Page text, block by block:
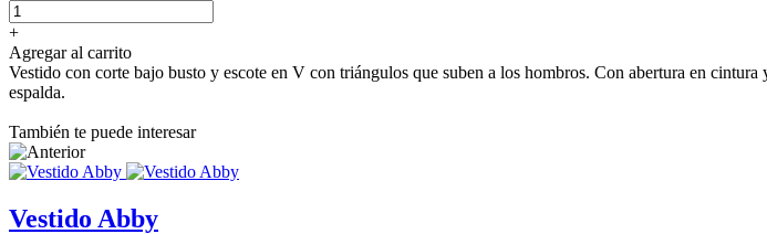
+
Agregar al carrito
Vestido con corte bajo busto y escote en V con triángulos que suben a los hombros. Con abertura en
espalda.
También te puede interesar
Vestido Abby